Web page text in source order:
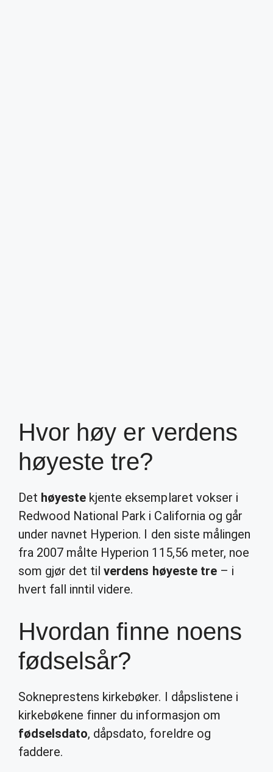
Hvor høy er verdens
høyeste tre?
Det høyeste kjente eksemplaret vokser i
Redwood National Park i California og går
under navnet Hyperion. I den siste målingen
fra 2007 målte Hyperion 115,56 meter, noe
som gjør det tilverdens høyeste tre– i
hvert fall inntil videre.
Hvordan finne noens
fødselsår?
Sokneprestens kirkebøker. I dåpslistene i
kirkebøkene finner du informasjon om
fødselsdato, dåpsdato, foreldre og
faddere.